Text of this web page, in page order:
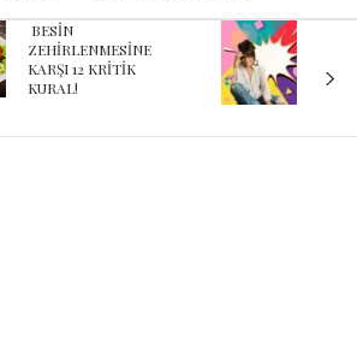
Karnaval’dan geçmişe
davet eden yeni
podcast serisi: Ayşegül
Aldinç ile O Zaman